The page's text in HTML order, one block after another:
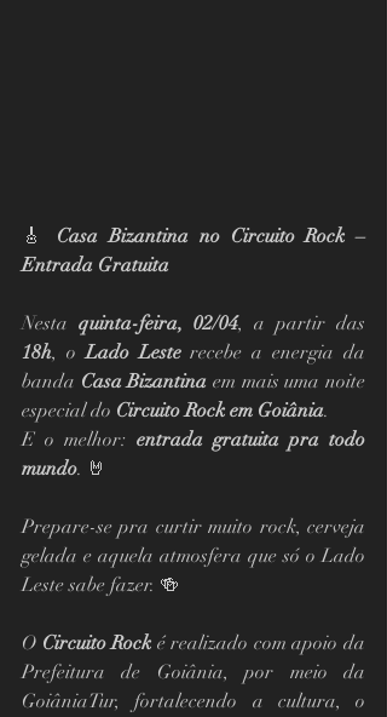
🎸 Casa Bizantina no Circuito Rock –
Entrada Gratuita
Nesta quinta-feira, 02/04
18h, o Lado Leste recebe a energia da
banda Casa Bizantina em mais uma noite
especial do Circuito Rock em Goiânia.
E o melhor: entrada gratuita pra todo
mundo. 🤘
Prepare-se pra curtir muito rock, cerveja
gelada e aquela atmosfera que só o Lado
Leste sabe fazer. 🍻
O Circuito Rock é realizado com apoio da
Prefeitura de Goiânia, por meio da
GoiâniaTur, fortalecendo a cultura, o